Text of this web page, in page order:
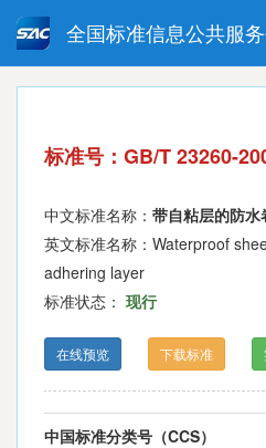
全国标准信息公共服
强制性国家标准
指导性技术文件
标准号：GB/T 23260-
中文标准名称： 带自粘层的防水
英文标准名称：Waterproof
adhering layer
标准状态： 现行
在线预览 下载标准
中国标准分类号（CCS）